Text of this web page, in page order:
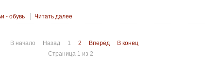
- обувь Читать далее
В начало Назад 1 2 Вперёд
В конец
Страница 1 из 2